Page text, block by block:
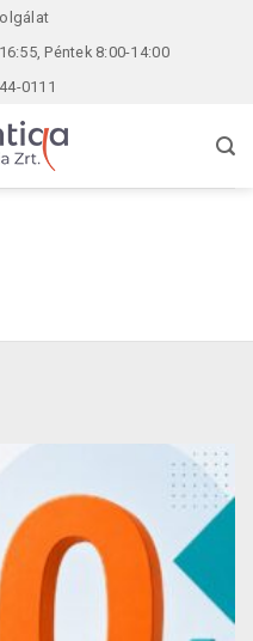
Péntek 8:00-14:00
0111